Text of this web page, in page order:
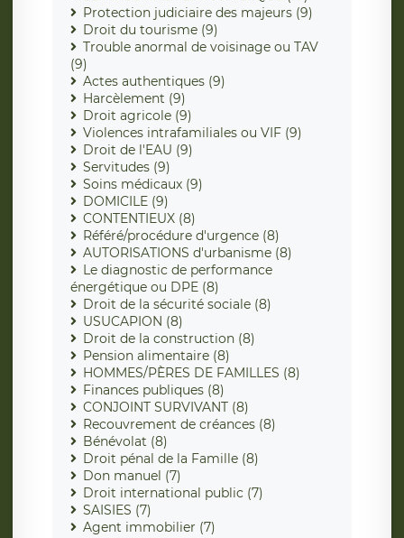
Protection judiciaire des majeurs (9)
Droit du tourisme (9)
Trouble anormal de voisinage ou TAV
(9)
Actes authentiques (9)
Harcèlement (9)
Droit agricole (9)
Violences intrafamiliales ou VIF (9)
Droit de l'EAU (9)
Servitudes (9)
Soins médicaux (9)
DOMICILE (9)
CONTENTIEUX (8)
Référé/procédure d'urgence (8)
AUTORISATIONS d'urbanisme (8)
Le diagnostic de performance
énergétique ou DPE (8)
Droit de la sécurité sociale (8)
USUCAPION (8)
Droit de la construction (8)
Pension alimentaire (8)
HOMMES/PÈRES DE FAMILLES (8)
Finances publiques (8)
CONJOINT SURVIVANT (8)
Recouvrement de créances (8)
Bénévolat (8)
Droit pénal de la Famille (8)
Don manuel (7)
Droit international public (7)
SAISIES (7)
Agent immobilier (7)